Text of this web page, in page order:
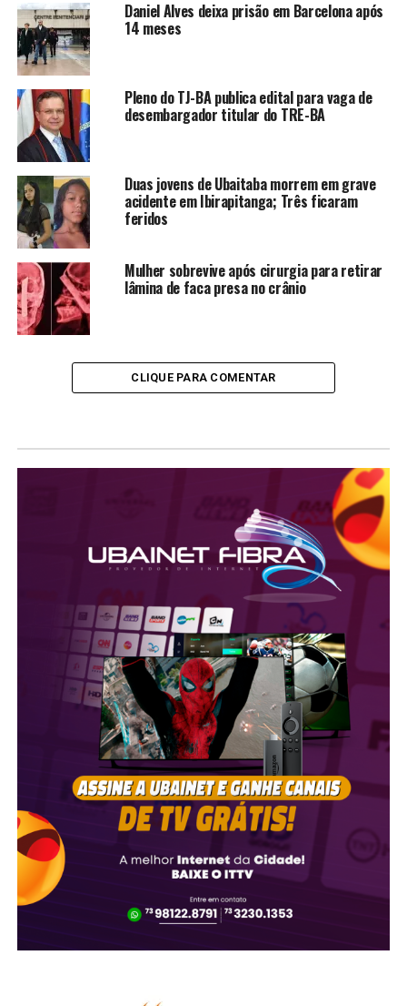
Daniel Alves deixa prisão em Barcelona após
14 meses
Pleno do TJ-BA publica edital para vaga de
desembargador titular do TRE-BA
Duas jovens de Ubaitaba morrem em grave
acidente em Ibirapitanga; Três ficaram
feridos
Mulher sobrevive após cirurgia para retirar
lâmina de faca presa no crânio
CLIQUE PARA COMENTAR